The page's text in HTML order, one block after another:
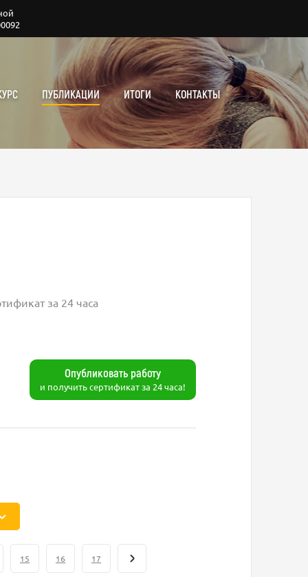
ПУБЛИКАЦИИ ИТОГИ КОНТАКТЫ
за 24 часа
Опубликовать работу
и получить сертификат за 24 часа!
15 16 17